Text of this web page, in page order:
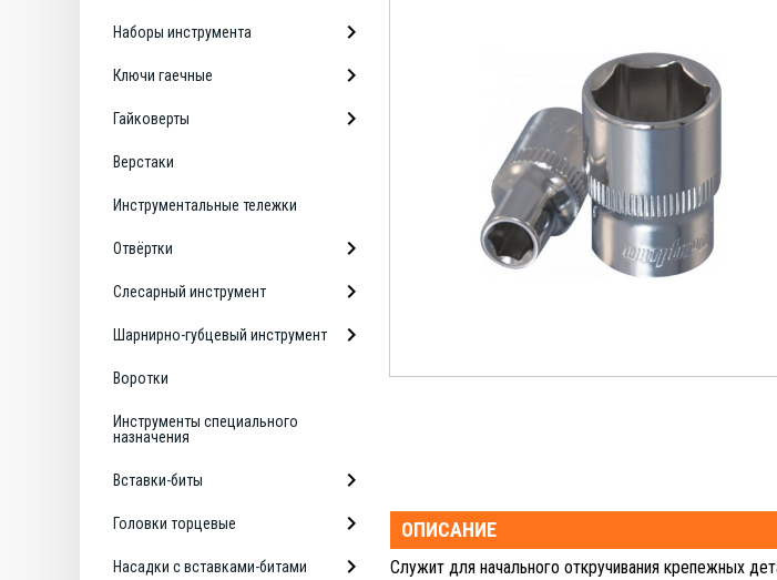
Наборы инструмента
Ключи гаечные
Гайковерты
Верстаки
Инструментальные тележки
Отвёртки
Слесарный инструмент
Шарнирно-губцевый инструмент
Воротки
Инструменты специального
назначения
Вставки-биты
Головки торцевые
Насадки с вставками-битами
ОПИСАНИЕ
Служит для начального откручивания крепежных